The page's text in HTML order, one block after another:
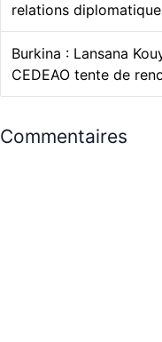
relations
Burkina : Lansana
CEDEAO tente de
Commentaires